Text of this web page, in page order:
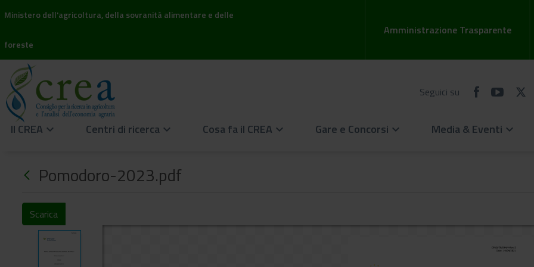
Ministero dell'agricoltura, della sovranità alimentare e delle
foreste
Amministrazione Trasparente
Seguici su
Il CREA keyboard_arrow_down Centri di ricerca keyboard_arrow_down Cosa fa il CREA keyboard_arrow_down Gare e Concorsi keyboard_arrow_down Media & Eventi keyboard_arrow_down
Pomodoro-2023.pdf
Scarica